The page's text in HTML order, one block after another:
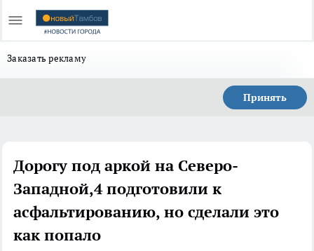
Заказать рекламу
Принять
Дорогу под аркой на Северо-
Западной,4 подготовили к
асфальтированию, но сделали это
как попало